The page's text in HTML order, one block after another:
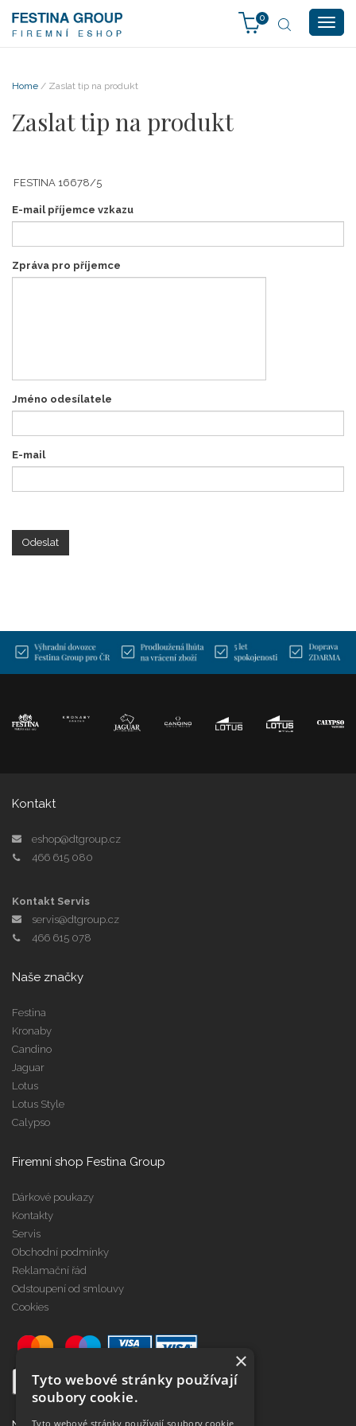
0
Home / Zaslat tip na produkt
Zaslat tip na produkt
E-mail příjemce vzkazu
Zpráva pro příjemce
Jméno odesílatele
E-mail
Odeslat
Kontakt
eshop@dtgroup.cz
466 615 080
Kontakt Servis
servis@dtgroup.cz
466 615 078
Naše značky
Festina
Kronaby
Candino
Jaguar
Lotus
Lotus Style
Calypso
Firemní shop Festina Group
Dárkové poukazy
Kontakty
Servis
Obchodní podmínky
Reklamační řád
Odstoupení od smlouvy
Cookies
×
Tyto webové stránky používají
soubory cookie.
Tyto webové stránky používají soubory cookie